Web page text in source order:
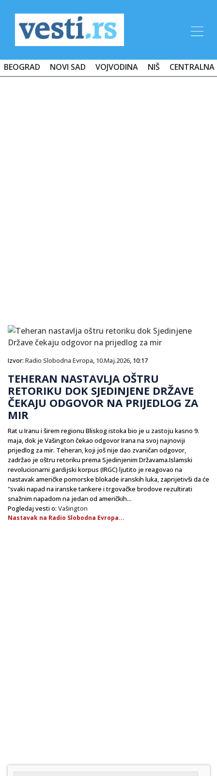
BEOGRAD NOVI SAD VOJVODINA NIŠ CENTRALNA
Izvor: Radio Slobodna Evropa, 10.Maj.2026, 10:17
TEHERAN NASTAVLJA OŠTRU
RETORIKU DOK SJEDINJENE DRŽAVE
ČEKAJU ODGOVOR NA PRIJEDLOG ZA
MIR
Rat u Iranu i širem regionu Bliskog istoka bio je u zastoju kasno 9.
maja, dok je Vašington čekao odgovor Irana na svoj najnoviji
prijedlog za mir. Teheran, koji još nije dao zvaničan odgovor,
zadržao je oštru retoriku prema Sjedinjenim Državama.Islamski
revolucionarni gardijski korpus (IRGC) ljutito je reagovao na
nastavak američke pomorske blokade iranskih luka, zaprijetivši da će
"svaki napad na iranske tankere i trgovačke brodove rezultirati
snažnim napadom na jedan od američkih...
Pogledaj vesti o: Vašington
Nastavak na Radio Slobodna Evropa...